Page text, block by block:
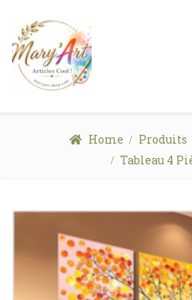
Home Produits
Tableau 4